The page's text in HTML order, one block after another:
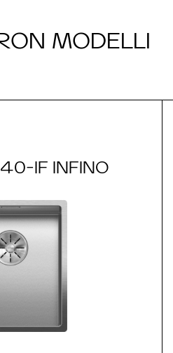
MODELLI
IF INFINO